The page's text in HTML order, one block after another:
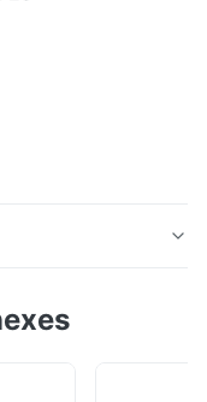
48080-35011